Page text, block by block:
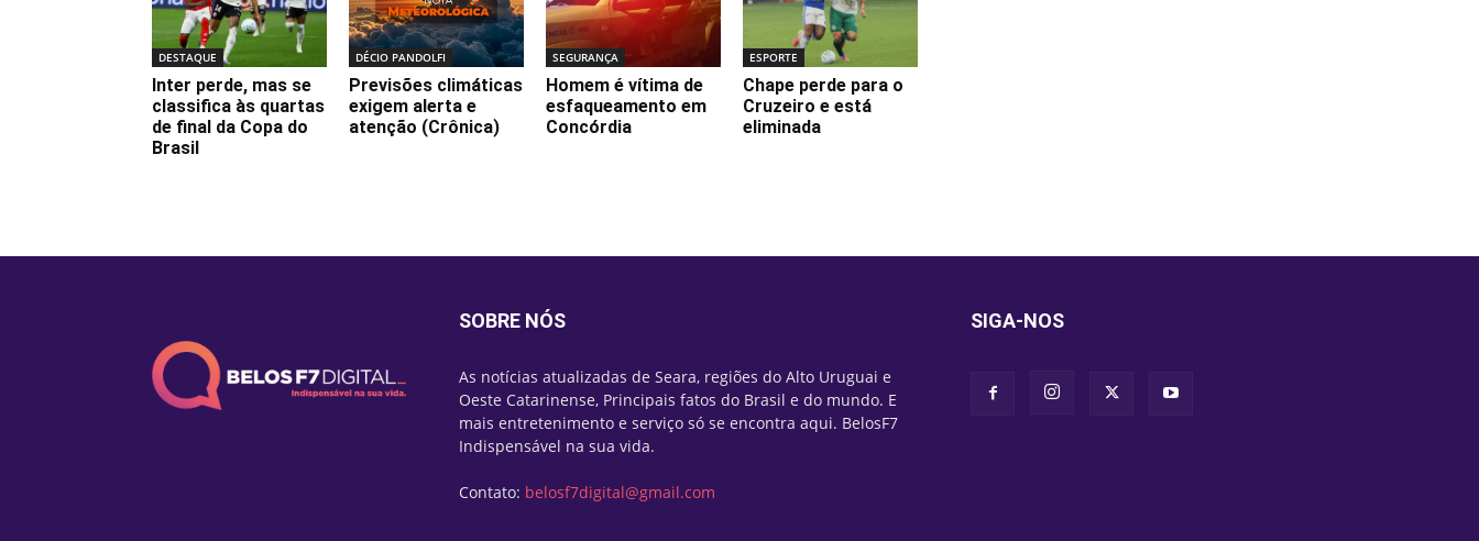
DESTAQUE
Inter perde, mas se
classifica às quartas
de final da Copa do
Brasil
DÉCIO PANDOLFI
Previsões climáticas
exigem alerta e
atenção (Crônica)
SEGURANÇA
Homem é vítima de
esfaqueamento em
Concórdia
ESPORTE
Chape perde para o
Cruzeiro e está
eliminada
SOBRE NÓS
As notícias atualizadas de Seara, regiões do Alto Uruguai e
Oeste Catarinense, Principais fatos do Brasil e do mundo. E
mais entretenimento e serviço só se encontra aqui. BelosF7
Indispensável na sua vida.
Contato: belosf7digital@gmail.com
SIGA-NOS